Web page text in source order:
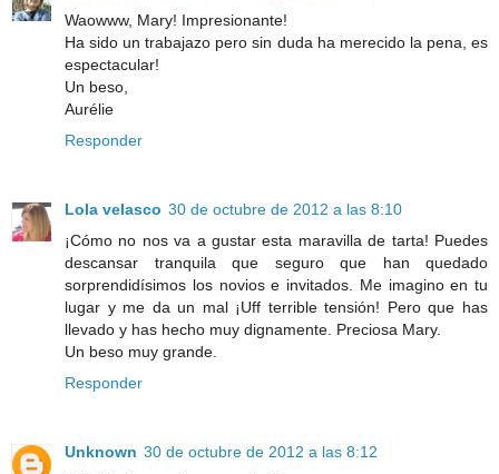
Waowww, Mary! Impresionante!
Ha sido un trabajazo pero sin duda ha merecido la pena, es
espectacular!
Un beso,
Aurélie
Responder
Lola velasco 30 de octubre de 2012 a las 8:10
¡Cómo no nos va a gustar esta maravilla de tarta! Puedes
descansar tranquila que seguro que han quedado
sorprendidísimos los novios e invitados. Me imagino en tu
lugar y me da un mal ¡Uff terrible tensión! Pero que has
llevado y has hecho muy dignamente. Preciosa Mary.
Un beso muy grande.
Responder
Unknown 30 de octubre de 2012 a las 8:12